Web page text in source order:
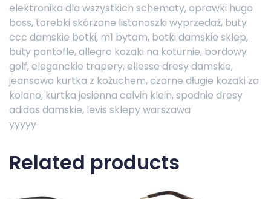
elektronika dla wszystkich schematy, oprawki hugo
boss, torebki skórzane listonoszki wyprzedaż, buty
ccc damskie botki, m1 bytom, botki damskie sklep,
buty pantofle, allegro kozaki na koturnie, bordowy
golf, eleganckie trapery, ellesse dresy damskie,
jeansowa kurtka z kożuchem, czarne długie kozaki za
kolano, kurtka jesienna calvin klein, spodnie dresy
adidas damskie, levis sklepy warszawa
yyyyy
Related products